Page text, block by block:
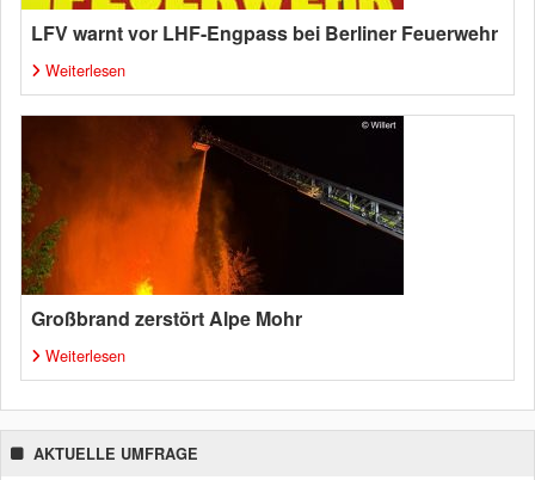
LFV warnt vor LHF-Engpass bei Berliner Feuerwehr
Weiterlesen
Großbrand zerstört Alpe Mohr
Weiterlesen
AKTUELLE UMFRAGE